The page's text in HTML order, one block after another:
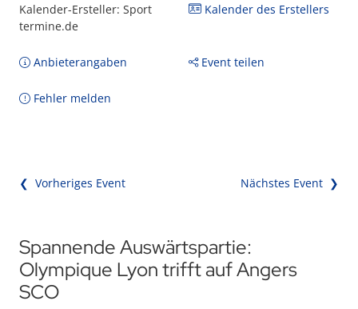
Kalender-Ersteller: Sport
termine.de
Kalender des Erstellers
Anbieterangaben Event teilen
Fehler melden
❮ Vorheriges Event Nächstes Event ❯
Spannende Auswärtspartie:
Olympique Lyon trifft auf Angers
SCO